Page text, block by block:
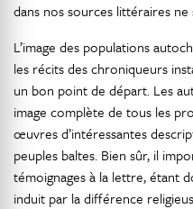
dans nos sources littéraires ne
L’image des populations
les récits des chroniqueurs
un bon point de départ. Les
image complète de tous les
œuvres d’intéressantes
peuples baltes. Bien sûr, il
témoignages à la lettre, étant
induit par la différence